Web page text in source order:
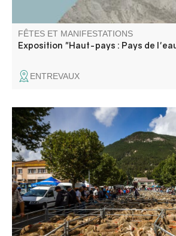
FÊTES ET MANIFESTATIONS
Exposition "Haut-pays : Pays de
ENTREVAUX
Evénement incontournable ! La Foire
250 exposants et 500 ovins, ânes et
en tous genres (matériel agricole,
vêtements …) des démonstrations de
des animations.